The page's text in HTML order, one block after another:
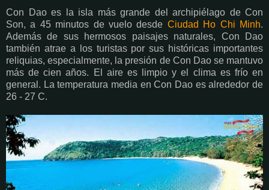
Con Dao es la isla más grande del archipiélago de Con
Son, a 45 minutos de vuelo desde Ciudad Ho Chi Minh.
Además de sus hermosos paisajes naturales, Con Dao
también atrae a los turistas por sus históricas importantes
reliquias, especialmente, la presión de Con Dao se mantuvo
más de cien años. El aire es limpio y el clima es frío en
general. La temperatura media en Con Dao es alrededor de
26 - 27 C.